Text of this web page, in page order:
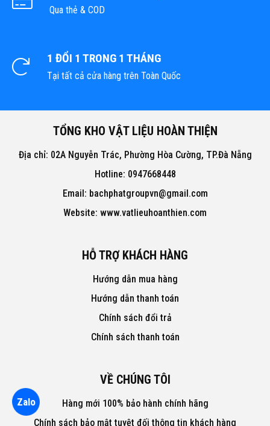
Qua thẻ & COD
1 ĐỔI 1 TRONG 1 THÁNG
Tại tất cả cửa hàng trên Toàn Quốc
TỔNG KHO VẬT LIỆU HOÀN THIỆN
Địa chỉ: 02A Nguyễn Trác, Phường Hòa Cường, TP.Đà Nẵng
Hotline: 0947668448
Email: bachphatgroupvn@gmail.com
Website: www.vatlieuhoanthien.com
HỖ TRỢ KHÁCH HÀNG
Hướng dẫn mua hàng
Hướng dẫn thanh toán
Chính sách đổi trả
Chính sách thanh toán
VỀ CHÚNG TÔI
Hàng mới 100% bảo hành chính hãng
Chính sách bảo mật tuyệt đối thông tin khách hàng
Zalo